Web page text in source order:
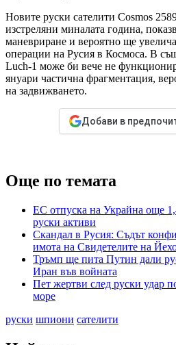
Новите руски сателити Cosmos
изстреляни миналата година,
маневриране и вероятно ще
операции на Русия в Космоса. В
Luch-1 може би вече не
януари частична фрагментация,
на задвижването.
Добави в
Още по темата
ЕС отпуска на Украйна още
руски активи
Скандал в Русия: Съдът
имота на Свидетелите на
Тръмп ще пита Путин дали
Иран във войната
Пет жертви след руски удар
море
руски шпиони сателити